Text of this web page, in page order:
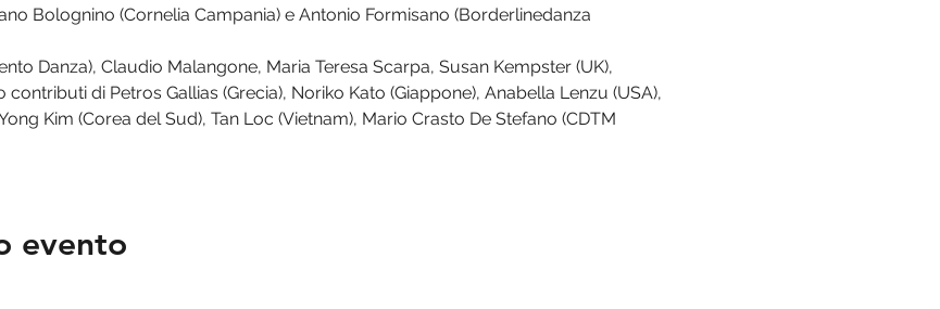
Bolognino (Cornelia Campania) e Antonio Formisano (Borderlinedanza
Danza), Claudio Malangone, Maria Teresa Scarpa, Susan Kempster (UK),
contributi di Petros Gallias (Grecia), Noriko Kato (Giappone), Anabella Lenzu (USA),
Kim (Corea del Sud), Tan Loc (Vietnam), Mario Crasto De Stefano (CDTM
evento